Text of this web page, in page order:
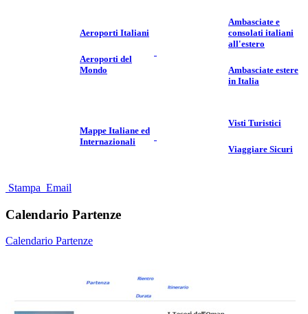
Aeroporti Italiani
Aeroporti del
Mondo
Ambasciate e
consolati italiani
all'estero
Ambasciate estere
in Italia
Mappe Italiane ed
Internazionali
Visti Turistici
Viaggiare Sicuri
Stampa Email
Calendario Partenze
Calendario Partenze